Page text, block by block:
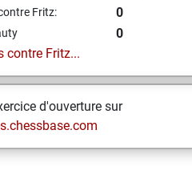
Fritz: 0
0
contre Fritz...
d'ouverture sur